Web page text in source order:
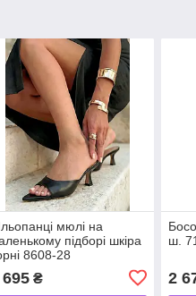
мюлі на
підборі шкіра
8608-28
₴
ш.
2